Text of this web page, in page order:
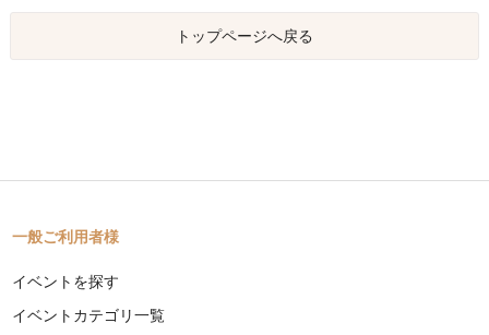
トップページへ戻る
一般ご利用者様
イベントを探す
イベントカテゴリ一覧